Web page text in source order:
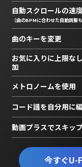
今すぐU-
自動スクロールの速
（曲のBPMに合わせた自動調整も
曲のキーを変更
お気に入りに上限な
加
メトロノームを使用
コード譜を自分用に
動画プラスでスキッ